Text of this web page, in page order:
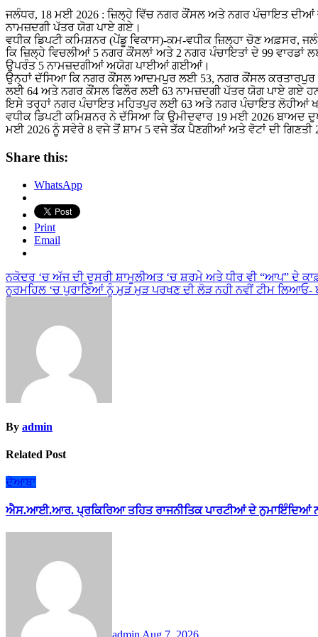
ਜਲੰਧਰ, 18 ਮਈ 2026 : ਜ਼ਿਲ੍ਹੇ ਵਿੱਚ ਨਗਰ ਕੌਂਸਲ ਅਤੇ ਨਗਰ ਪੰਚਾਇਤ
ਨਾਮਜ਼ਦਗੀ ਪੱਤਰ ਯੋਗ ਪਾਏ ਗਏ।
ਵਧੀਕ ਡਿਪਟੀ ਕਮਿਸ਼ਨਰ (ਪੇਂਡੂ ਵਿਕਾਸ)-ਕਮ-ਵਧੀਕ ਜ਼ਿਲ੍ਹਾ ਚੋਣ ਅਫ਼ਸਰ,
ਕਿ ਜ਼ਿਲ੍ਹੇ ਵਿਚਲੀਆਂ 5 ਨਗਰ ਕੌਂਸਲਾਂ ਅਤੇ 2 ਨਗਰ ਪੰਚਾਇਤਾਂ ਦੇ 99
ਉਪਰੰਤ 5 ਨਾਮਜ਼ਦਗੀਆਂ ਅਯੋਗ ਪਾਈਆਂ ਗਈਆਂ।
ਉਨ੍ਹਾਂ ਦੱਸਿਆ ਕਿ ਨਗਰ ਕੌਂਸਲ ਆਦਮਪੁਰ ਲਈ 53, ਨਗਰ ਕੌਂਸਲ
ਲਈ 64 ਅਤੇ ਨਗਰ ਕੌਂਸਲ ਫਿਲੌਰ ਲਈ 63 ਨਾਮਜ਼ਦਗੀ ਪੱਤਰ ਯੋਗ ਪਾਏ ਗਏ
ਇਸੇ ਤਰ੍ਹਾਂ ਨਗਰ ਪੰਚਾਇਤ ਮਹਿਤਪੁਰ ਲਈ 63 ਅਤੇ ਨਗਰ ਪੰਚਾਇਤ
ਵਧੀਕ ਡਿਪਟੀ ਕਮਿਸ਼ਨਰ ਨੇ ਦੱਸਿਆ ਕਿ ਉਮੀਦਵਾਰ 19 ਮਈ 2026 ਬਾਅਦ
ਮਈ 2026 ਨੂੰ ਸਵੇਰੇ 8 ਵਜੇ ਤੋਂ ਸ਼ਾਮ 5 ਵਜੇ ਤੱਕ ਪੈਣਗੀਆਂ ਅਤੇ ਵੋਟਾਂ ਦੀ ਗਿਣਤੀ
Share this:
WhatsApp
Print
Email
Post
navigation
ਨਕੋਦਰ ‘ਚ ਅੱਜ ਦੀ ਦੂਸਰੀ ਸ਼ਾਮੂਲੀਅਤ ‘ਚ ਸ਼ਰਮੇ ਅਤੇ ਧੀਰ ਵੀ “ਆਪ” ਦੇ
ਨੂਰਮਹਿਲ ‘ਚ ਪੁਰਾਣਿਆਂ ਨੂੰ ਮੁੜ ਮੁੜ ਪਰਖਣ ਦੀ ਲੋੜ ਨਹੀ ਨਵੀਂ ਟੀਮ ਲਿਆਓ-
By admin
Related Post
ਦੋਆਬਾ
ਐਸ.ਆਈ.ਆਰ. ਪ੍ਰਕਿਰਿਆ ਤਹਿਤ ਰਾਜਨੀਤਿਕ ਪਾਰਟੀਆਂ ਦੇ ਨੁਮਾਇੰਦਿਆਂ
admin Aug 7, 2026